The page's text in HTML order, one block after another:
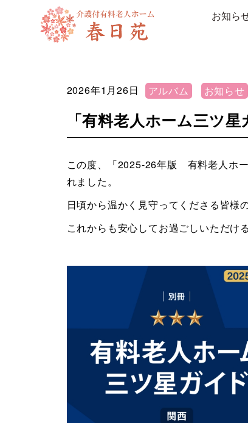
お知ら
2026年1月26日 アルバム お知らせ
「有料老人ホーム三ツ
この度、「2025-26年版 有料老人ホ
れました。
日頃から温かく見守ってくださる皆様
これからも安心してお過ごしいただけ